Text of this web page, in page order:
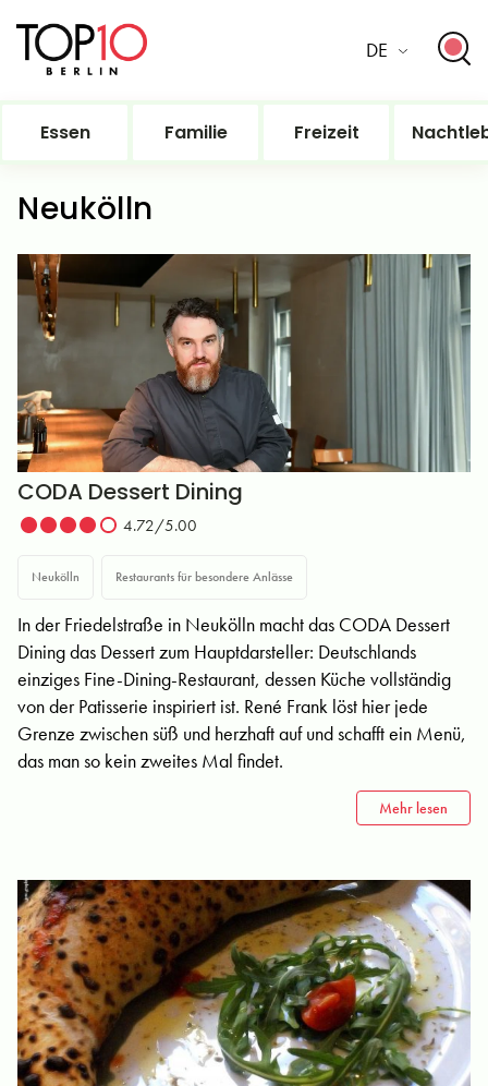
DE
Essen Familie Freizeit
Neukölln
CODA Dessert Dining
4.72/5.00
Neukölln Restaurants für besondere Anlässe
In der Friedelstraße in Neukölln macht das CODA Dessert
Dining das Dessert zum Hauptdarsteller: Deutschlands
einziges Fine-Dining-Restaurant, dessen Küche vollständig
von der Patisserie inspiriert ist. René Frank löst hier jede
Grenze zwischen süß und herzhaft auf und schafft ein Menü,
das man so kein zweites Mal findet.
Mehr lesen